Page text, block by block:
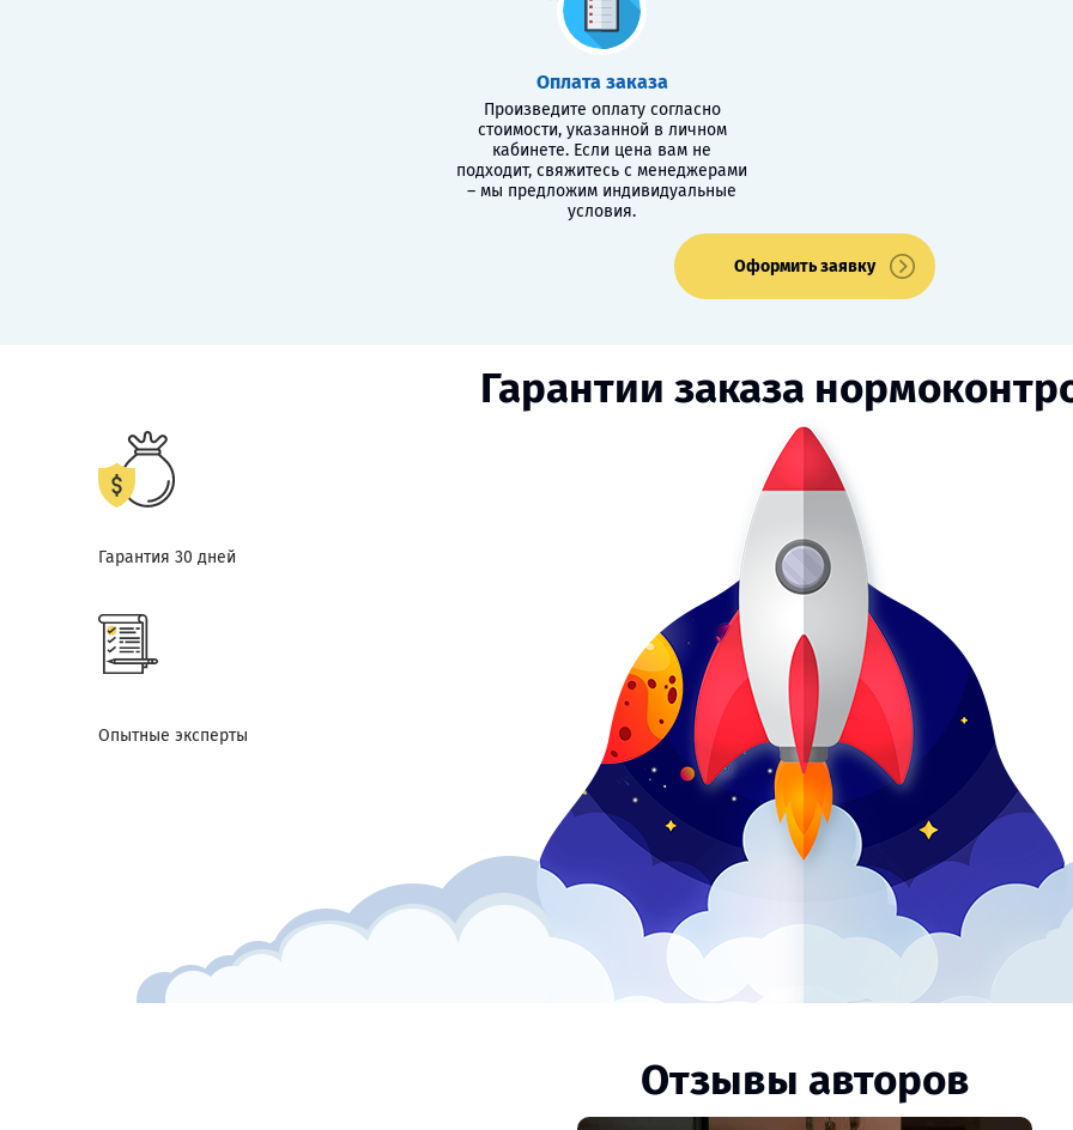
Оплата заказа
Произведите оплату согласно
стоимости, указанной в личном
кабинете. Если цена вам не
подходит, свяжитесь с менеджерами
– мы предложим индивидуальные
условия.
Оформить заявку
Гарантии заказа
Гарантия 30 дней
Опытные эксперты
Отзывы авторов